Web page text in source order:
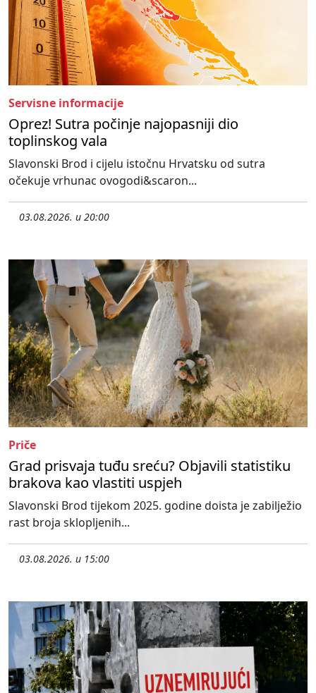
Servisne informacije
Oprez! Sutra počinje najopasniji dio
toplinskog vala
Slavonski Brod i cijelu istočnu Hrvatsku od sutra
očekuje vrhunac ovogodi&scaron...
03.08.2026. u 20:00
Priče
Grad prisvaja tuđu sreću? Objavili statistiku
brakova kao vlastiti uspjeh
Slavonski Brod tijekom 2025. godine doista je zabilježio
rast broja sklopljenih...
03.08.2026. u 15:00